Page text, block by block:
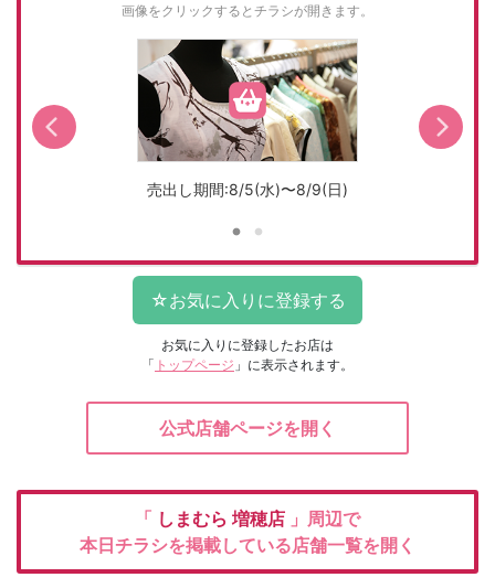
画像をクリックするとチラシが開きます。
売出し期間:8/5(水)〜8/9(日)
お気に入りに登録したお店は
「 トップページ 」に表示されます。
公式店舗ページを開く
「 しまむら 増穂店 」周辺で
本日チラシを掲載している店舗一覧を開く